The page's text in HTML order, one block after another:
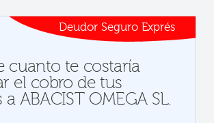
Deudor Seguro Exprés
cuanto te costaría
el cobro de tus
a ABACIST OMEGA SL.